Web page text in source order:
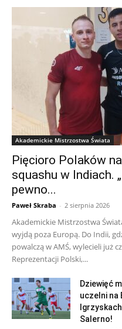
Akademickie Mistrzostwa Świata
Pięcioro Polaków
squashu w Indiach.
pewno...
Paweł Skraba - 2 sierpnia 2026
Akademickie Mistrzostwa
wyjdą poza Europą. Do Indii,
powalczą w AMŚ, wylecieli już
Reprezentacji Polski,...
Dziewięć
uczelni na
Salerno!